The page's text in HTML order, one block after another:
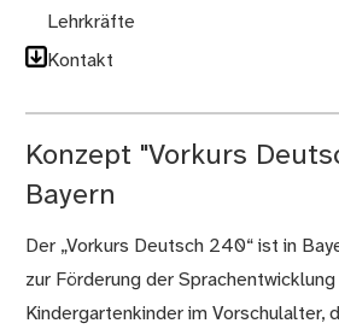
Lehrkräfte
Kontakt
Konzept "Vorkurs
Bayern
Der „Vorkurs Deutsch 240“ ist in
zur Förderung der
Kindergartenkinder im Vorschulalter,